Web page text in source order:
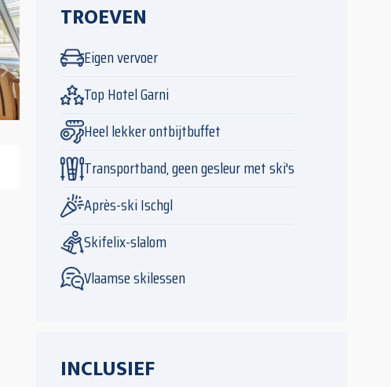
TROEVEN
Eigen vervoer
Top Hotel Garni
Heel lekker ontbijtbuffet
Transportband, geen gesleur met ski's
Après-ski Ischgl
Skifelix-slalom
Vlaamse skilessen
INCLUSIEF